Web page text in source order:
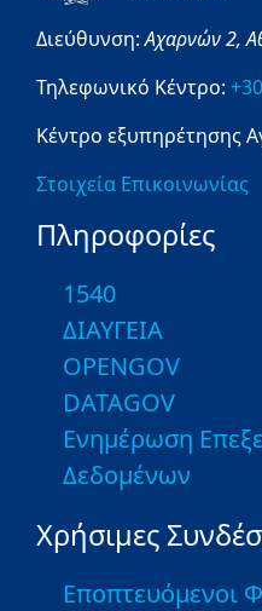
Διεύθυνση:Αχαρνών 2,
Τηλεφωνικό Κέντρο:
Κέντρο εξυπηρέτησης
Στοιχεία Επικοινωνίας
Πληροφορίες
1540
ΔΙΑΥΓΕΙΑ
OPENGOV
DATAGOV
Ενημέρωση
Δεδομένων
Χρήσιμες
Εποπτευόμενοι